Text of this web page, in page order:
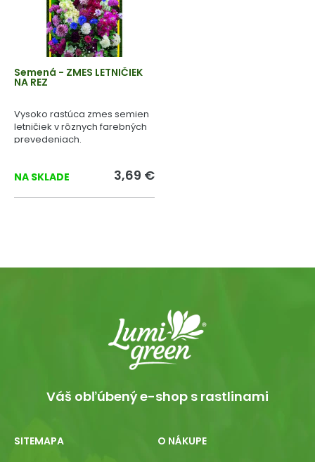
Semená - ZMES LETNIČIEK
NA REZ
Vysoko rastúca zmes semien
letničiek v rôznych farebných
prevedeniach.
NA SKLADE 3,69 €
Váš obľúbený e-shop s rastlinami
SITEMAPA O NÁKUPE